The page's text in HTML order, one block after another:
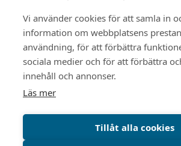
Vi använder cookies för att samla in
information om webbplatsens
användning, för att förbättra
sociala medier och för att förbättra
innehåll och annonser.
Läs mer
Tillåt alla cookies
Om oss
Stöd oss